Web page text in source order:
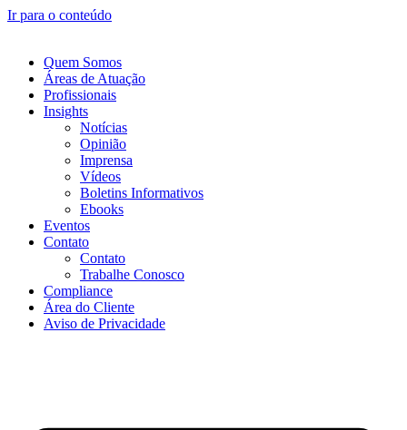
Ir para o conteúdo
Quem Somos
Áreas de Atuação
Profissionais
Insights
Notícias
Opinião
Imprensa
Vídeos
Boletins Informativos
Ebooks
Eventos
Contato
Contato
Trabalhe Conosco
Compliance
Área do Cliente
Aviso de Privacidade